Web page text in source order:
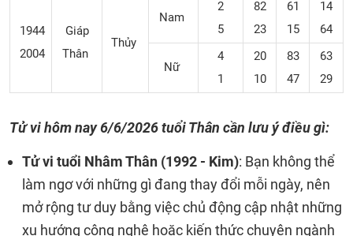
1944
2004
Giáp
Thân
Thủy
Nam
2
5
82
23
61
15
14
64
Nữ
4
1
20
10
83
47
63
29
Tử vi hôm nay 6/6/2026 tuổi Thân cần lưu ý điều gì:
Tử vi tuổi Nhâm Thân (1992 - Kim): Bạn không thể
làm ngơ với những gì đang thay đổi mỗi ngày, nên
mở rộng tư duy bằng việc chủ động cập nhật những
xu hướng công nghệ hoặc kiến thức chuyên ngành